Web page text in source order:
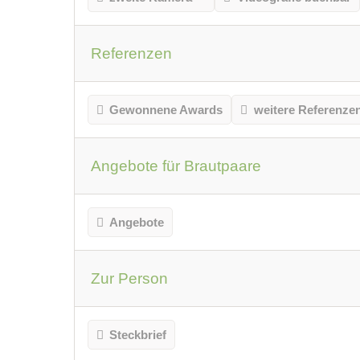
Referenzen
Gewonnene Awards weitere
Angebote für Brautpaare
Angebote
Zur Person
Steckbrief